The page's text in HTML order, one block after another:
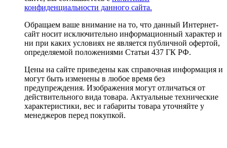
конфиденциальности данного сайта.
Обращаем ваше внимание на то, что данный Интернет-
сайт носит исключительно информационный характер и
ни при каких условиях не является публичной офертой,
определяемой положениями Статьи 437 ГК РФ.
Цены на сайте приведены как справочная информация и
могут быть изменены в любое время без
предупреждения. Изображения могут отличаться от
действительного вида товара. Актуальные технические
характеристики, вес и габариты товара уточняйте у
менеджеров перед покупкой.